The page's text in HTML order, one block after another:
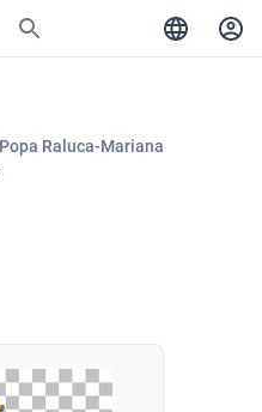
Raluca-Mariana